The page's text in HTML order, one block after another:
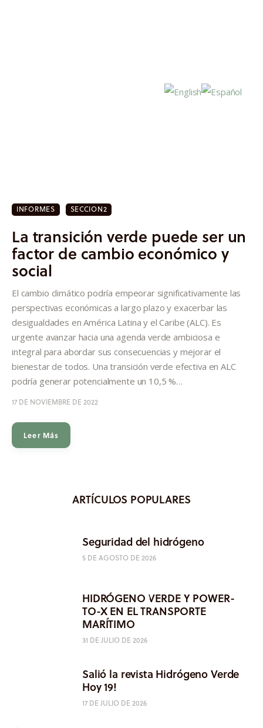
Investigación
Proyectos
Informes
Quiénes somos
INFORMES SECCION2
La transición verde puede ser un
factor de cambio económico y
social
El cambio climático podría empeorar significativamente las
perspectivas económicas a largo plazo y exacerbar las
desigualdades en América Latina y el Caribe (ALC). Es
urgente avanzar hacia una agenda verde ambiciosa e
integral para abordar sus consecuencias y mejorar el
bienestar de todos. Una transición verde efectiva en ALC
podría generar potencialmente un 10,5 %…
17 DE NOVIEMBRE DE 2022
Leer Más
ARTÍCULOS POPULARES
Seguridad del hidrógeno
5 DE AGOSTO DE 2026
HIDRÓGENO VERDE Y POWER-
TO-X EN EL TRANSPORTE
MARÍTIMO
31 DE JULIO DE 2026
Salió la revista Hidrógeno Verde
Hoy 19!
17 DE JULIO DE 2026